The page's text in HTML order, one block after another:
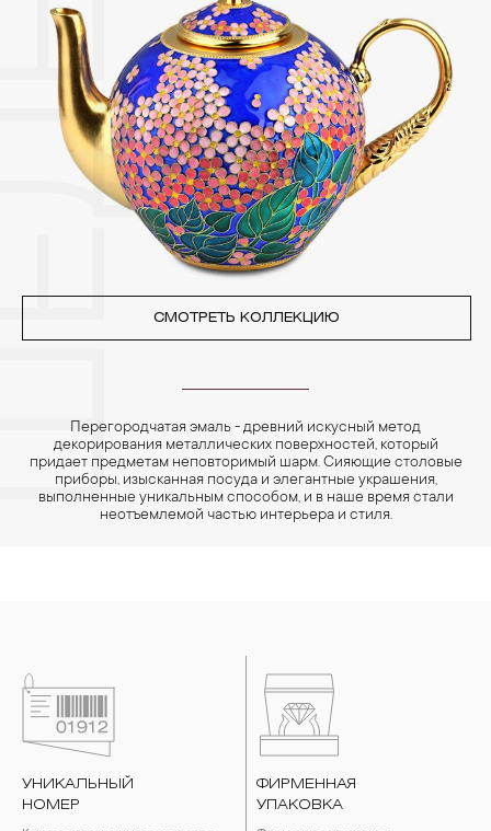
3. Ни в коем случае не храните украшения в ванной комнате.
Особенно беречь от воздействия влаги, необходимо
позолоченные изделия. Также высокую влажность плохо
переносят жемчуг, бирюза, малахит и янтарь.
4. Специалисты обычно рекомендуют чистить украшения не
реже одного раза в месяц, а также регулярно протирать их
фланелевой или замшевой салфеткой.
СМОТРЕТЬ КОЛЛЕКЦИЮ
Перегородчатая эмаль - древний искусный метод
декорирования металлических поверхностей, который
придает предметам неповторимый шарм. Сияющие столовые
приборы, изысканная посуда и элегантные украшения,
выполненные уникальным способом, и в наше время стали
неотъемлемой частью интерьера и стиля.
УНИКАЛЬНЫЙ
НОМЕР
ФИРМЕННАЯ
УПАКОВКА